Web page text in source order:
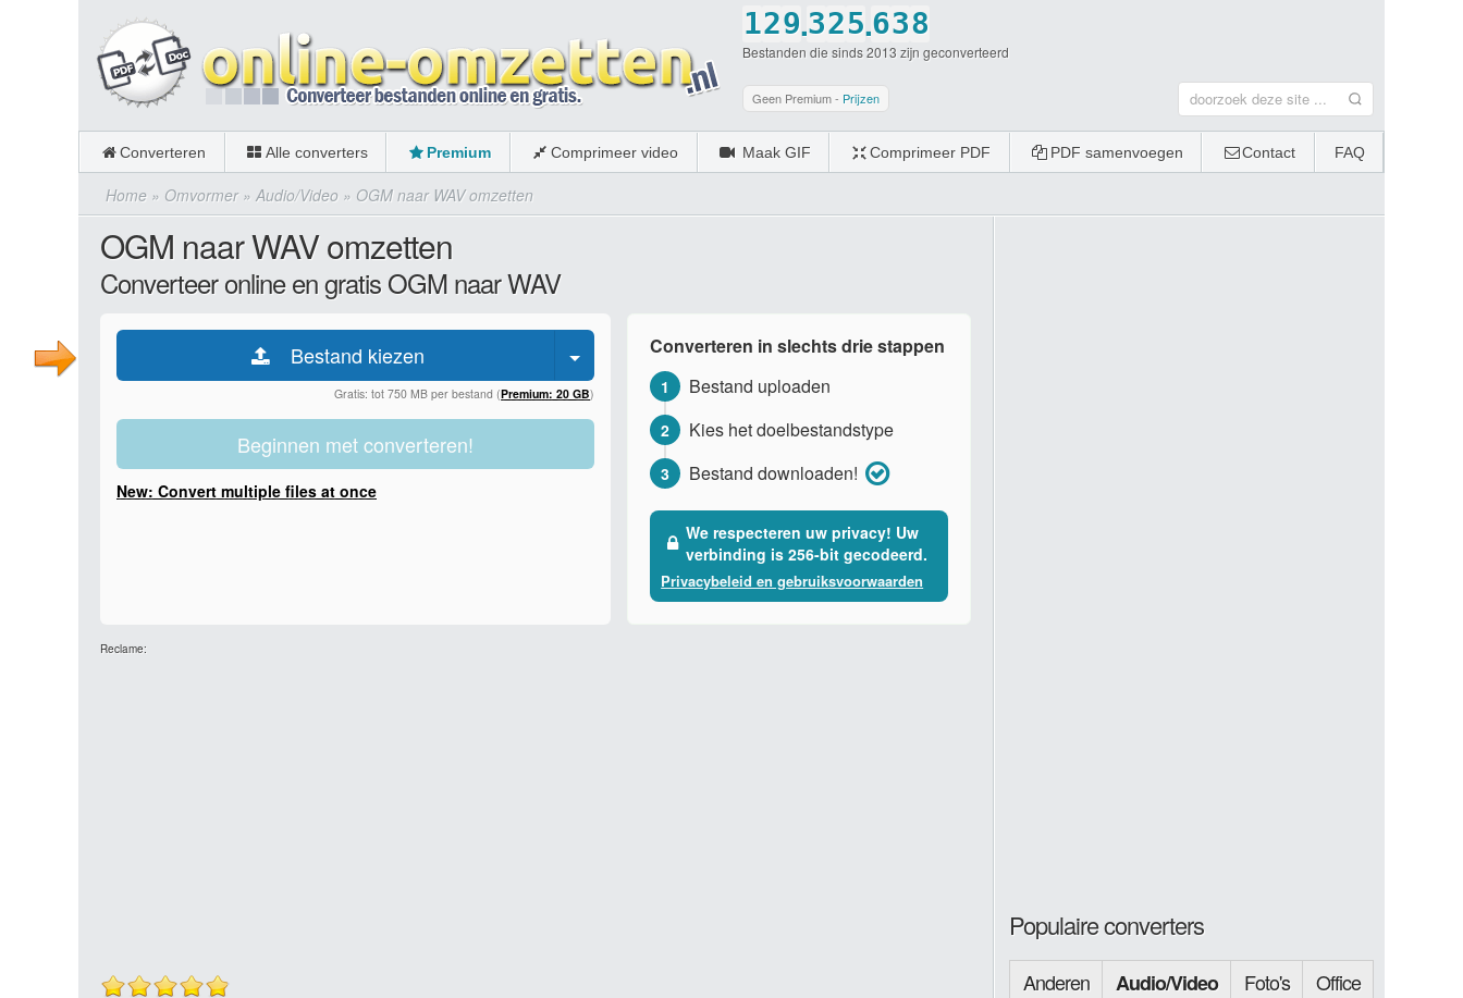
1
2
3
4
5
6
0
2
3
4
5
6
7
9
0
.3
4
5
6
7
8
2
3
4
5
6
7
5
6
7
8
9
0
.6
7
8
9
0
3
4
6
7
8
8
9
Bestanden die sinds 2013 zijn geconverteerd
Geen Premium - Prijzen
Converteren Alle converters Premium Comprimeer video Maak GIF Comprimeer PDF PDF samenvoegen Contact FAQ
Home » Omvormer» Audio/Video » OGM naar WAV omzetten
OGM naar WAV omzetten
Converteer online en gratis OGM naar WAV
Bestand kiezen
Gratis: tot 750 MB per bestand (Premium: 20 GB)
Beginnen met converteren!
New: Convert multiple files at once
Converteren in slechts drie stappen
1 Bestand uploaden
2 Kies het doelbestandstype
3 Bestand downloaden!
We respecteren uw privacy! Uw
verbinding is 256-bit gecodeerd.
Privacybeleid en gebruiksvoorwaarden
Reclame:
Populaire converters
Anderen Audio/Video Foto's Office